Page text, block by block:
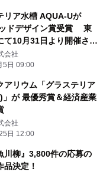
リア水槽 AQUA-Uが
ドデザイン賞受賞 東
て10月31日より開催され
展
会社
5日 09:00
アリウム「グラステリア
」が 最優秀賞＆経済産業
会社
日 12:00
川柳』3,800件の応募の
品決定！